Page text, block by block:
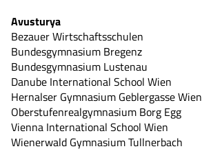
Avusturya
Bezauer Wirtschaftsschulen
Bundesgymnasium Bregenz
Bundesgymnasium Lustenau
Danube International School Wien
Hernalser Gymnasium Geblergasse Wien
Oberstufenrealgymnasium Borg Egg
Vienna International School Wien
Wienerwald Gymnasium Tullnerbach